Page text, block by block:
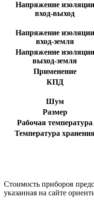
Напряжение изоляции
вход-выход
Напряжение изоляции
вход-земля
Напряжение изоляции
выход-земля
Применение
КПД
Шум
Размер
Рабочая температура
Температура
Стоимость приборов
указанная на сайте